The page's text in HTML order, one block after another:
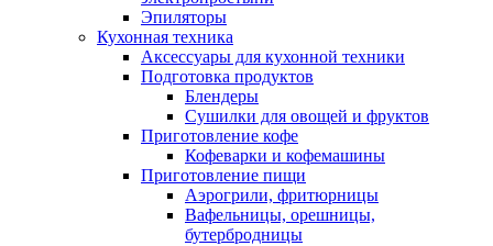
Эпиляторы
Кухонная техника
Аксессуары для кухонной техники
Подготовка продуктов
Блендеры
Сушилки для овощей и фруктов
Приготовление кофе
Кофеварки и кофемашины
Приготовление пищи
Аэрогрили, фритюрницы
Вафельницы, орешницы,
бутербродницы